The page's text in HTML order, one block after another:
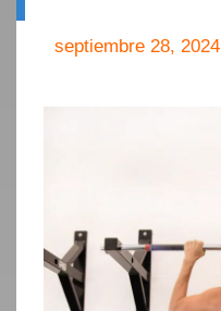
septiembre 28, 2024